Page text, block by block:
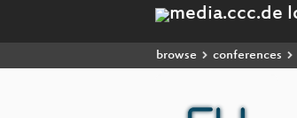
browse conferences